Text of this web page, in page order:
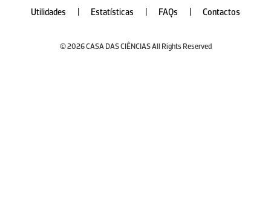
Utilidades
Estatísticas FAQs Contactos
© 2026 CASA DAS CIÊNCIAS All Rights Reserved